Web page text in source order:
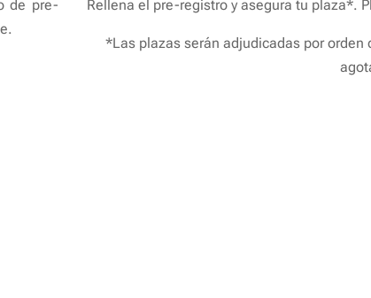
de pre-
Rellena el pre-registro y asegura tu plaza*.
*Las plazas serán adjudicadas por